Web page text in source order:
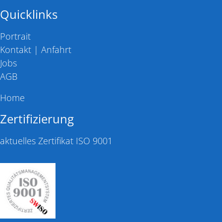
Quicklinks
Portrait
Kontakt | Anfahrt
Jobs
AGB
Home
Zertifizierung
aktuelles Zertifikat ISO 9001